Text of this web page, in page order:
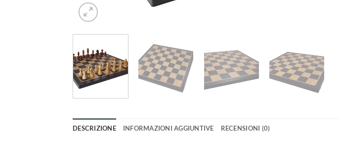
DESCRIZIONE INFORMAZIONI AGGIUNTIVE RECENSIONI (0)